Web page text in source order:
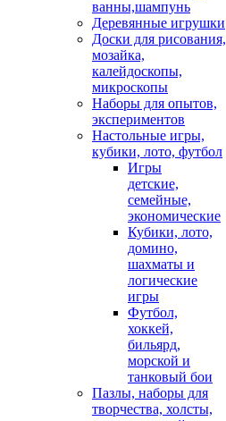
ванны,шампунь
Деревянные игрушки
Доски для рисования,
мозайка,
калейдоскопы,
микроскопы
Наборы для опытов,
экспериментов
Настольные игры,
кубики, лото, футбол
Игры
детские,
семейные,
экономические
Кубики, лото,
домино,
шахматы и
логические
игры
Футбол,
хоккей,
бильярд,
морской и
танковый бои
Пазлы, наборы для
творчества, холсты,